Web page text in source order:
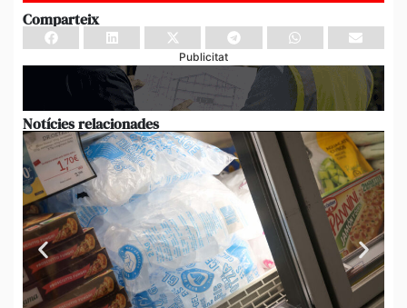
Comparteix
Publicitat
Notícies relacionades